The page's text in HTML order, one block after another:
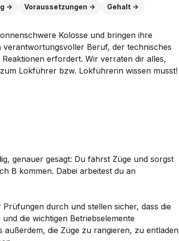
Voraussetzungen
Gehalt
Kolosse und bringen ihre
verantwortungsvoller Beruf, der technisches
erfordert. Wir verraten dir alles,
Lokführer bzw. Lokführerin wissen musst!
genauer gesagt: Du fährst Züge und sorgst
B kommen. Dabei arbeitest du an
durch und stellen sicher, dass die
die wichtigen Betriebselemente
die Züge zu rangieren, zu entladen